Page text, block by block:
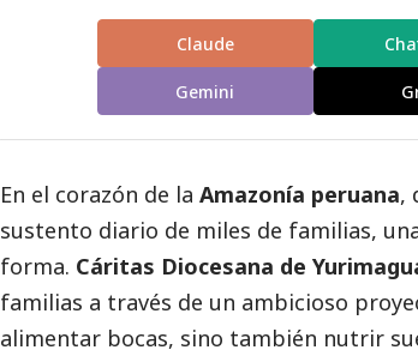
Claude
Gemini
En el corazón de la Amazonía peruana,
sustento diario de miles de familias,
forma. Cáritas Diocesana de
familias a través de un ambicioso
alimentar bocas, sino también nutrir